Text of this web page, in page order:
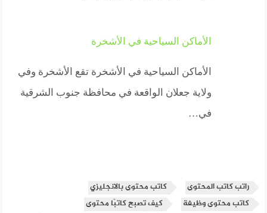
الأماكن السياحية في الأشخرة
الأماكن السياحية في الأشخرة تقع الأشخرة وفي
ولاية جعلان الواقعة في محافظة جنوب الشرقية
في…
راتب كاتب المحتوى
كاتب محتوى بالانجليزي
كاتب محتوى وظيفة
كيف تصبح كاتبًا محتوى